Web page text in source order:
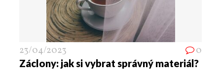
23/04/2023 0
Záclony: jak si vybrat správný materiál?